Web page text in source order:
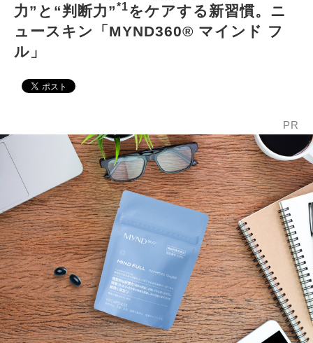
力”と“判断力”*1をケアする新習慣。ニ
ュースキン「MYND360® マインド フ
ル」
PR